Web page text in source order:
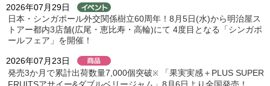
2026年07月29日
日本・シンガポール外交関係樹立60周年！8月5日(水)から明治屋ス
トアー都内3店舗(広尾・恵比寿・高輪)にて 4度目となる「シンガポ
ールフェア」を開催！
2026年07月23日
発売3か月で累計出荷数量7,000個突破※ 「果実実感＋PLUS SUPER
FRUITSアサイー&ダブルベリージャム」8月6日より全国発売！